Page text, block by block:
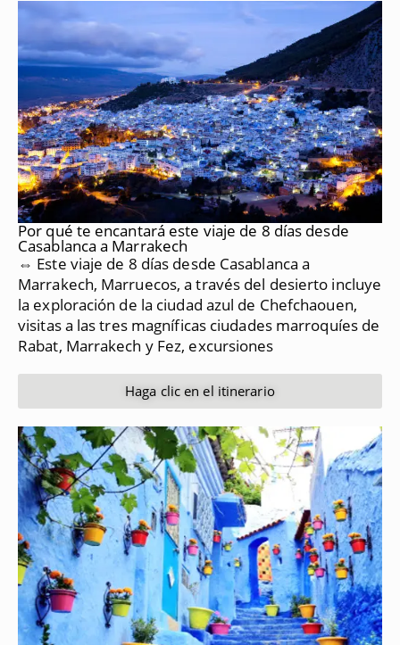
Por qué te encantará este viaje de 8 días desde
Casablanca a Marrakech
⇔ Este viaje de 8 días desde Casablanca a
Marrakech, Marruecos, a través del desierto incluye
la exploración de la ciudad azul de Chefchaouen,
visitas a las tres magníficas ciudades marroquíes de
Rabat, Marrakech y Fez, excursiones
Haga clic en el itinerario